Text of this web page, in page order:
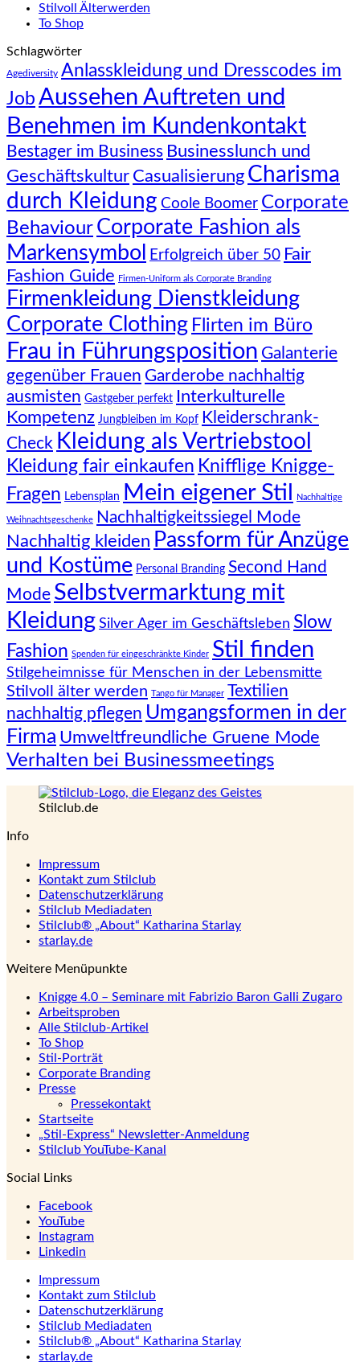
Stilvoll Älterwerden
To Shop
Schlagwörter
Agediversity Anlasskleidung und Dresscodes im
Job Aussehen Auftreten und
Benehmen im Kundenkontakt
Bestager im Business Businesslunch und
Geschäftskultur Casualisierung Charisma
durch Kleidung Coole Boomer Corporate
Behaviour Corporate Fashion als
Markensymbol
Erfolgreich über 50 Fair
Fashion Guide
Firmen-Uniform als Corporate Branding
Firmenkleidung Dienstkleidung
Corporate Clothing Flirten im Büro
Frau in Führungsposition Galanterie
gegenüber Frauen Garderobe nachhaltig
ausmisten Gastgeber perfekt Interkulturelle
Kompetenz Jungbleiben im Kopf Kleiderschrank-
Check Kleidung als Vertriebstool
Kleidung fair einkaufen Knifflige Knigge-
Fragen Lebensplan Mein eigener Stil Nachhaltige
Weihnachtsgeschenke
Nachhaltigkeitssiegel Mode
Nachhaltig kleiden Passform für Anzüge
und Kostüme Personal Branding Second Hand
Mode Selbstvermarktung mit
Kleidung Silver Ager im Geschäftsleben Slow
Fashion Spenden für eingeschränkte Kinder Stil finden
Stilgeheimnisse für Menschen in der Lebensmitte
Stilvoll älter werden Tango für Manager Textilien
nachhaltig pflegen Umgangsformen in der
Firma Umweltfreundliche Gruene Mode
Verhalten bei Businessmeetings
Stilclub.de
Info
Impressum
Kontakt zum Stilclub
Datenschutzerklärung
Stilclub Mediadaten
Stilclub® „About“ Katharina Starlay
starlay.de
Weitere Menüpunkte
Knigge 4.0 – Seminare mit Fabrizio Baron Galli Zugaro
Arbeitsproben
Alle Stilclub-Artikel
To Shop
Stil-Porträt
Corporate Branding
Presse
Pressekontakt
Startseite
„Stil-Express“ Newsletter-Anmeldung
Stilclub YouTube-Kanal
Social Links
Facebook
YouTube
Instagram
Linkedin
Impressum
Kontakt zum Stilclub
Datenschutzerklärung
Stilclub Mediadaten
Stilclub® „About“ Katharina Starlay
starlay.de